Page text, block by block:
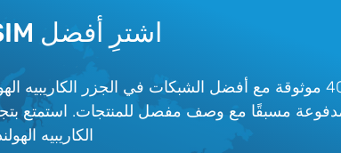
اشترِ أفضل eSIM في الجزر الكاريبيه الهولنديه
الكاريبيه